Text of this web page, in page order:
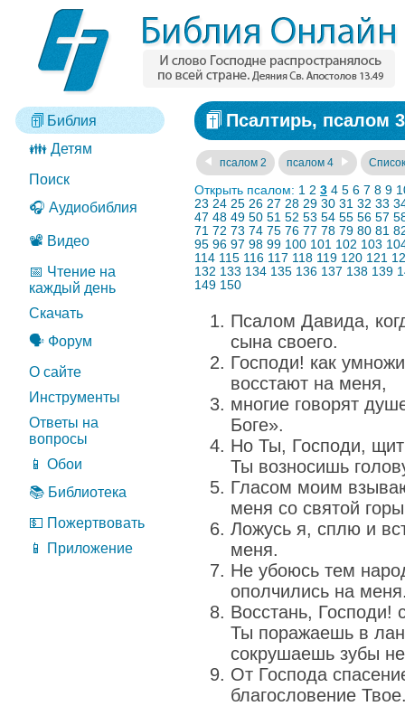
Библия
👪 Детям
Поиск
🎧 Аудиобиблия
📽️ Видео
📅 Чтение на
каждый день
Скачать
🗣️ Форум
О сайте
Инструменты
Ответы на
вопросы
📱 Обои
📚 Библиотека
💵 Пожертвовать
📱 Приложение
Псалтирь, псалом 3
псалом 2 псалом 4
Открыть псалом: 1 2 3 4 5 6 7 8 9
23 24 25 26 27 28 29 30 31 32 33
47 48 49 50 51 52 53 54 55 56 57
71 72 73 74 75 76 77 78 79 80 81
95 96 97 98 99 100 101 102 103
114 115 116 117 118 119 120 121
132 133 134 135 136 137 138 139
149 150
Псалом Давида,
сына своего.
Господи! как
восстают на меня,
многие говорят
Боге».
Но Ты, Господи,
Ты возносишь
Гласом моим
меня со святой
Ложусь я, сплю и
меня.
Не убоюсь тем
ополчились на
Восстань,
Ты поражаешь в
сокрушаешь зубы
От Господа
благословение